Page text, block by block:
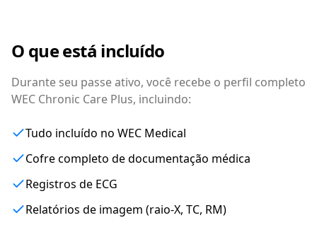
O que está incluído
Durante seu passe ativo, você recebe o perfil completo
WEC Chronic Care Plus, incluindo:
Tudo incluído no WEC Medical
Cofre completo de documentação médica
Registros de ECG
Relatórios de imagem (raio-X, TC, RM)